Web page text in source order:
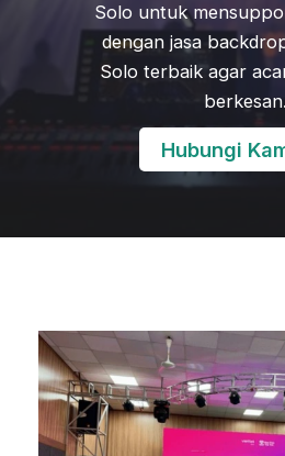
Solo untuk
dengan jasa
Solo terbaik agar
berkesan.
Hubungi